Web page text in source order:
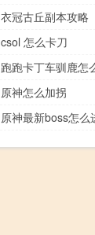
衣冠古丘副本攻略
csol 怎么卡刀
跑跑卡丁车驯鹿怎
原神怎么加拐
原神最新boss怎么